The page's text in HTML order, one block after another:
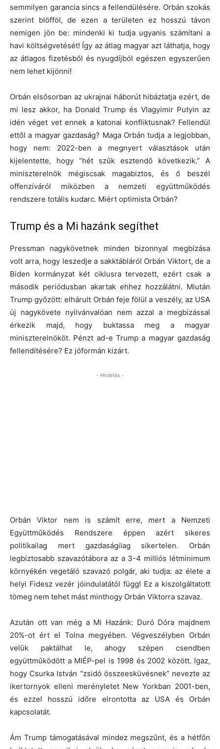
semmilyen garancia sincs a fellendülésére. Orbán szokás
szerint blöfföl, de ezen a területen ez hosszú távon
nemigen jön be: mindenki ki tudja ugyanis számítani a
havi költségvetését! Így az átlag magyar azt láthatja, hogy
az átlagos fizetésből és nyugdíjból egészen egyszerűen
nem lehet kijönni!
Orbán elsősorban az ukrajnai háborút hibáztatja ezért, de
mi lesz akkor, ha Donald Trump és Vlagyimir Putyin az
idén véget vet ennek a katonai konfliktusnak? Fellendül
ettől a magyar gazdaság? Maga Orbán tudja a legjobban,
hogy nem: 2022-ben a megnyert választások után
kijelentette, hogy “hét szűk esztendő következik.” A
miniszterelnök mégiscsak magabiztos, és ő beszél
offenzíváról miközben a nemzeti együttműködés
rendszere totális kudarc. Miért optimista Orbán?
Trump és a Mi hazánk segíthet
Pressman nagykövetnek minden bizonnyal megbízása
volt arra, hogy leszedje a sakktábláról Orbán Viktort, de a
Biden kormányzat két ciklusra tervezett, ezért csak a
második periódusban akartak ehhez hozzálátni. Miután
Trump győzött: elhárult Orbán feje fölül a veszély, az USA
új nagykövete nyilvánvalóan nem azzal a megbízással
érkezik majd, hogy buktassa meg a magyar
miniszterelnököt. Pénzt ad-e Trump a magyar gazdaság
fellendítésére? Ez jóformán kizárt.
- Hirdetés -
Orbán Viktor nem is számít erre, mert a Nemzeti
Együttműködés Rendszere éppen azért sikeres
politikailag mert gazdaságilag sikertelen. Orbán
legbiztosabb szavazótábora az a 3-4 milliós létminimum
környékén vegetáló szavazó polgár, aki tudja: az élete a
helyi Fidesz vezér jóindulatától függ! Ez a kiszolgáltatott
tömeg nem tehet mást minthogy Orbán Viktorra szavaz.
Azután ott van még a Mi Hazánk: Duró Dóra majdnem
20%-ot ért el Tolna megyében. Végveszélyben Orbán
velük paktálhat le, ahogy szépen csendben
együttműködött a MIÉP-pel is 1998 és 2002 között. Igaz,
hogy Csurka István “zsidó összeesküvésnek” nevezte az
ikertornyok elleni merényletet New Yorkban 2001-ben,
és ezzel hosszú időre elrontotta az USA és Orbán
kapcsolatát.
Ám Trump támogatásával mindez megszűnt, és a hétfőn